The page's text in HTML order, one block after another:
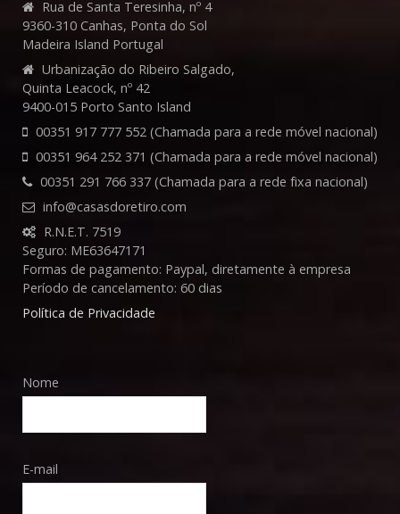
Rua de Santa Teresinha, nº 4
9360-310 Canhas, Ponta do Sol
Madeira Island Portugal
Urbanização do Ribeiro Salgado,
Quinta Leacock, nº 42
9400-015 Porto Santo Island
00351 917 777 552 (Chamada para a rede móvel nacional)
00351 964 252 371 (Chamada para a rede móvel nacional)
00351 291 766 337 (Chamada para a rede fixa nacional)
info@casasdoretiro.com
R.N.E.T. 7519
Seguro: ME63647171
Formas de pagamento: Paypal, diretamente à empresa
Período de cancelamento: 60 dias
Política de Privacidade
Nome
E-mail